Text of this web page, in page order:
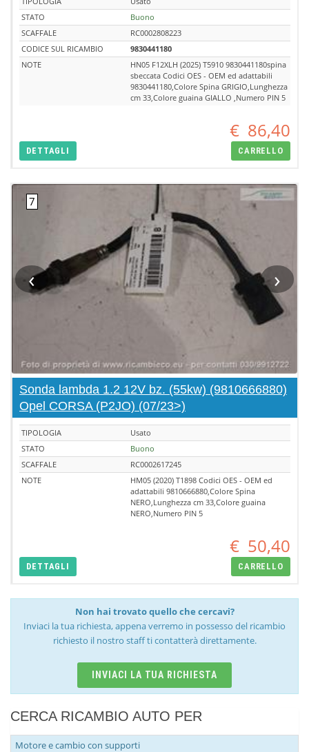
STATO
Buono
SCAFFALE
RC0002808223
CODICE SUL RICAMBIO
9830441180
NOTE
HN05 F12XLH (2025) T5910 9830441180spina
sbeccata Codici OES - OEM ed adattabili
9830441180,Colore Spina GRIGIO,Lunghezza
cm 33,Colore guaina GIALLO ,Numero PIN 5
€ 86,40
DETTAGLI CARRELLO
‹ ›
Sonda lambda 1.2 12V bz. (55kw) (9810666880)
Opel CORSA (P2JO) (07/23>)
TIPOLOGIA
Usato
STATO
Buono
SCAFFALE
RC0002617245
NOTE
HM05 (2020) T1898 Codici OES - OEM ed
adattabili 9810666880,Colore Spina
NERO,Lunghezza cm 33,Colore guaina
NERO,Numero PIN 5
€ 50,40
DETTAGLI CARRELLO
Non hai trovato quello che cercavi?
Inviaci la tua richiesta, appena verremo in possesso del ricambio
richiesto il nostro staff ti contatterà direttamente.
INVIACI LA TUA RICHIESTA
CERCA RICAMBIO AUTO PER
Motore e cambio con supporti